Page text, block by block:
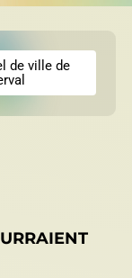
projets
de ville de